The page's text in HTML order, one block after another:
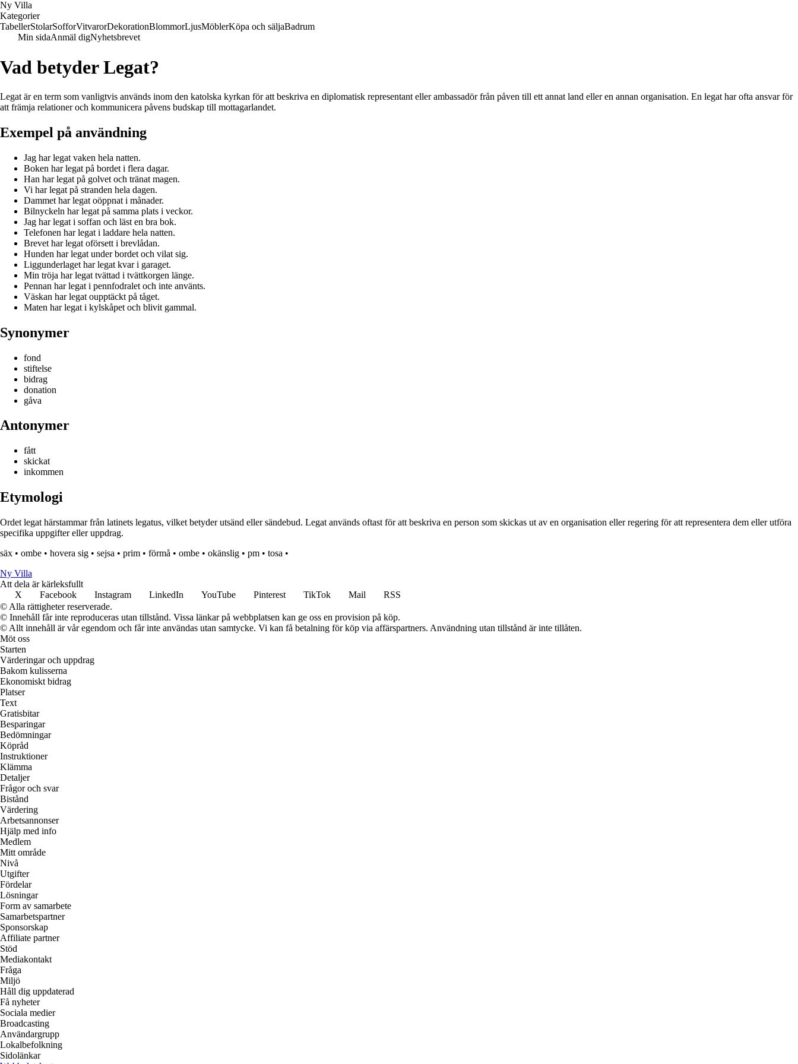
Ny Villa
Kategorier
TabellerStolarSofforVitvarorDekorationBlommorLjusMöblerKöpa och säljaBadrum
Min sidaAnmäl digNyhetsbrevet
Vad betyder Legat?
Legat är en term som vanligtvis används inom den katolska kyrkan för att beskriva en diplomatisk representant eller ambassadör från påven till ett annat land eller en annan organisation. En legat har ofta ansvar för
att främja relationer och kommunicera påvens budskap till mottagarlandet.
Exempel på användning
Jag har legat vaken hela natten.
Boken har legat på bordet i flera dagar.
Han har legat på golvet och tränat magen.
Vi har legat på stranden hela dagen.
Dammet har legat oöppnat i månader.
Bilnyckeln har legat på samma plats i veckor.
Jag har legat i soffan och läst en bra bok.
Telefonen har legat i laddare hela natten.
Brevet har legat oförsett i brevlådan.
Hunden har legat under bordet och vilat sig.
Liggunderlaget har legat kvar i garaget.
Min tröja har legat tvättad i tvättkorgen länge.
Pennan har legat i pennfodralet och inte använts.
Väskan har legat oupptäckt på tåget.
Maten har legat i kylskåpet och blivit gammal.
Synonymer
fond
stiftelse
bidrag
donation
gåva
Antonymer
fått
skickat
inkommen
Etymologi
Ordet legat härstammar från latinets legatus, vilket betyder utsänd eller sändebud. Legat används oftast för att beskriva en person som skickas ut av en organisation eller regering för att representera dem eller utföra
specifika uppgifter eller uppdrag.
säx • ombe • hovera sig • sejsa • prim • förmå • ombe • okänslig • pm • tosa •
Ny Villa
Att dela är kärleksfullt
X
Facebook Instagram LinkedIn YouTube Pinterest TikTok Mail
RSS
© Alla rättigheter reserverade.
© Innehåll får inte reproduceras utan tillstånd. Vissa länkar på webbplatsen kan ge oss en provision på köp.
© Allt innehåll är vår egendom och får inte användas utan samtycke. Vi kan få betalning för köp via affärspartners. Användning utan tillstånd är inte tillåten.
Möt oss
Starten
Värderingar och uppdrag
Bakom kulisserna
Ekonomiskt bidrag
Platser
Text
Gratisbitar
Besparingar
Bedömningar
Köpråd
Instruktioner
Klämma
Detaljer
Frågor och svar
Bistånd
Värdering
Arbetsannonser
Hjälp med info
Medlem
Mitt område
Nivå
Utgifter
Fördelar
Lösningar
Form av samarbete
Samarbetspartner
Sponsorskap
Affiliate partner
Stöd
Mediakontakt
Fråga
Miljö
Håll dig uppdaterad
Få nyheter
Sociala medier
Broadcasting
Användargrupp
Lokalbefolkning
Sidolänkar